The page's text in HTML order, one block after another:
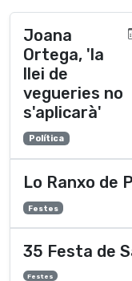
Joana
Ortega, 'la
llei de
vegueries no
s'aplicarà'
Polí­tica
Lo Ranxo de
Festes
35 Festa de
Festes